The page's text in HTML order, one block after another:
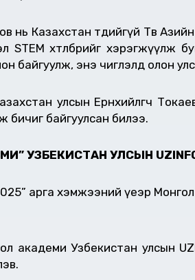
нь Казахстан төдийгүй Төв
STEM хөтөлбөрийг
байгуулж, энэ чиглэлд олон
улсын Ерөнхийлөгч
бичиг байгуулсан билээ.
УЗБЕКИСТАН УЛСЫН
арга хэмжээний үеэр Монгол
академи Узбекистан улсын